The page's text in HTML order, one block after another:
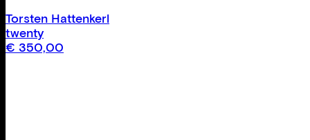
Torsten Hattenkerl
twenty
€ 350,00